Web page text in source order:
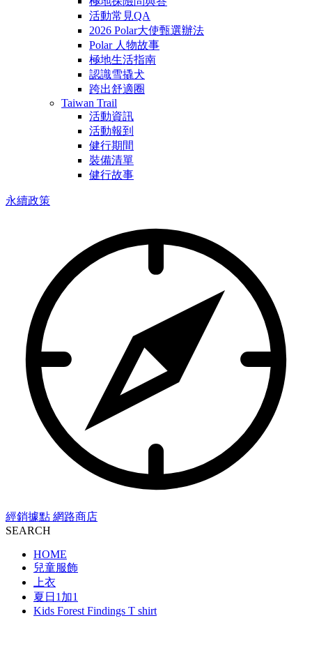
活動常見QA
2026 Polar大使甄選辦法
Polar 人物故事
極地生活指南
認識雪撬犬
跨出舒適圈
Taiwan Trail
活動資訊
活動報到
健行期間
裝備清單
健行故事
永續政策
經銷據點 網路商店
SEARCH
HOME
兒童服飾
上衣
夏日1加1
Kids Forest Findings T shirt